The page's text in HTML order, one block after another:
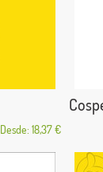
Desde: 18,37 €